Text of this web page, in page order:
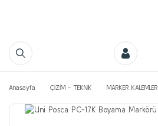
Anasayfa ÇİZİM - TEKNİK MARKER KALEMLER